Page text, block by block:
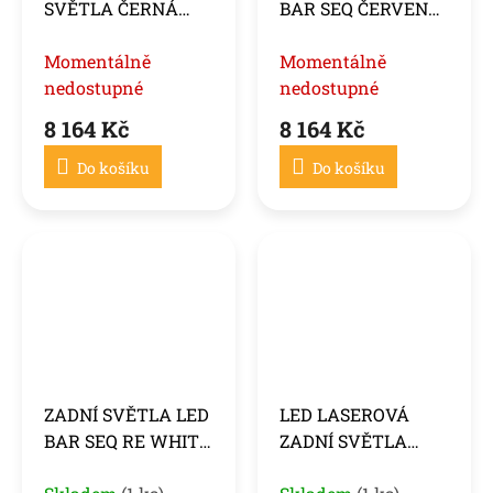
SVĚTLA ČERNÁ
F30 11-18
Momentálně
nedostupné
8 164 Kč
Do košíku
BAR SEQ ČERVENÁ
BMW F30 11-18
Momentálně
nedostupné
8 164 Kč
Do košíku
ZADNÍ SVĚTLA LED
BAR SEQ RE WHITE
LED LASEROVÁ
ZADNÍ SVĚTLA